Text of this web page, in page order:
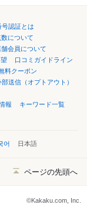
認証とは
数について
会員について
口コミガイドライン
料クーポン
部送信（オプトアウト）
報
キーワード一覧
어 日本語
ページの先頭へ
©Kakaku.com, Inc.